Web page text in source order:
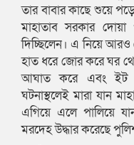
তার বাবার কাছে শুয়ে
মাহাতাব সরকার
দিচ্ছিলেন। এ নিয়ে আরও
হাত ধরে জোর করে ঘর
আঘাত করে এবং ইট
ঘটনাস্থলেই মারা যান
এগিয়ে এলে পালিয়ে
মরদেহ উদ্ধার করেছে